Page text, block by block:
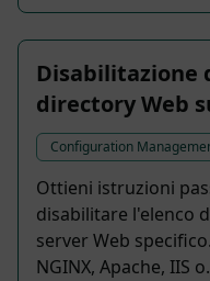
Disabilitazione
directory Web
Configuration
Ottieni istruzioni
disabilitare l'elenco
server Web
NGINX, Apache, IIS